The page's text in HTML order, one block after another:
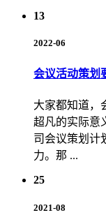
13
2022-06
会议活动策划
大家都知道，
超凡的实际意
司会议策划计
力。那 ...
25
2021-08